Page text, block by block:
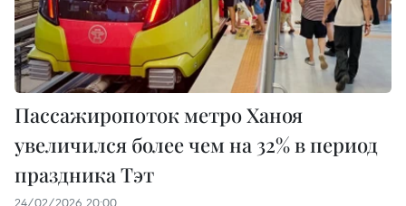
Пассажиропоток метро Ханоя
увеличился более чем на 32% в период
праздника Тэт
24/02/2026 20:00